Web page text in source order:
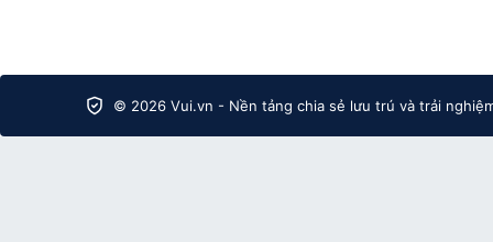
© 2026 Vui.vn - Nền tảng chia sẻ lưu trú và trải